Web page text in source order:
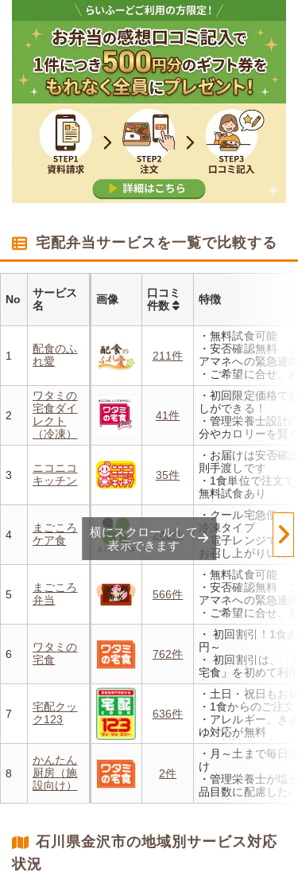
宅配弁当サービスを一覧で比較する
No
サービス
名
画像
口コミ
件数
特徴
1
配食のふ
れ愛
211件
・無料試食可能
・安否確認無料 ご
アマネへの緊急連絡
・ご希望に合せ、
食、アレルギーに無
・1回だけ、1食だ
もOK
2
ワタミの
宅食ダイ
レクト
（冷凍）
41件
・初回限定価格で
しができる！
・管理栄養士設計
分やカロリーを賢く
・レンジで温めるだ
使わず安全で片付
・豊富な献立で毎
飽きることなく楽
3
ニコニコ
キッチン
35件
・お届けは安否確
則手渡しです
・1食単位で注文で
無料試食あり
・刻み食やお粥、
細かいご要望にも
・買物代行、配膳
べ残し確認等も承り
4
まごころ
ケア食
242件
・クール宅急便で
冷凍タイプ
・電子レンジで温
お召し上がりいただ
・メニューの組み
理栄養士にお任せ
・定期は通常価格
んと20％OFF！
5
まごころ
弁当
566件
・無料試食可能
・安否確認無料 ご
アマネへの緊急連絡
・ご希望に合せ、
食、アレルギーに無
・1回だけ、1食だ
もOK
6
ワタミの
宅食
762件
・ 初回割引！1食
円～
・ 初回割引は、「
宅食」を初めて利用
方、または6か月以
お休みされている
なります。※「好
ず」「好い日の御
外
・香り、風味、食
るよう冷蔵でお届け
・日替わりの献立
らご利用可能
7
宅配クッ
ク123
636件
・土日・祝日もお届
・1食からのご注文
・アレルギー、き
ゆ対応が無料
・無料試食・安否
対応あり
8
かんたん
厨房（施
設向け）
2件
・月～土まで毎日
け
・管理栄養士が塩
品目数に配慮した
・自社工場で厳格
減を実現！温める
横にスクロールして
表示できます
石川県金沢市の地域別サービス対応
状況